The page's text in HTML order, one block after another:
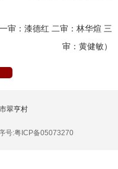
审：漆德红 二审：林华煊 三
审：黄健敏）
翠亨村
号:粤ICP备05073270